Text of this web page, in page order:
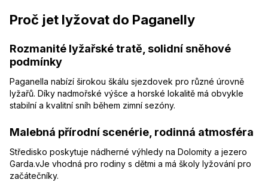
Proč jet lyžovat do Paganelly
Rozmanité lyžařské tratě, solidní sněhové
podmínky
Paganella nabízí širokou škálu sjezdovek pro různé úrovně
lyžařů. Díky nadmořské výšce a horské lokalitě má obvykle
stabilní a kvalitní sníh během zimní sezóny.
Malebná přírodní scenérie, rodinná atmosféra
Středisko poskytuje nádherné výhledy na Dolomity a jezero
Garda.vJe vhodná pro rodiny s dětmi a má školy lyžování pro
začátečníky.